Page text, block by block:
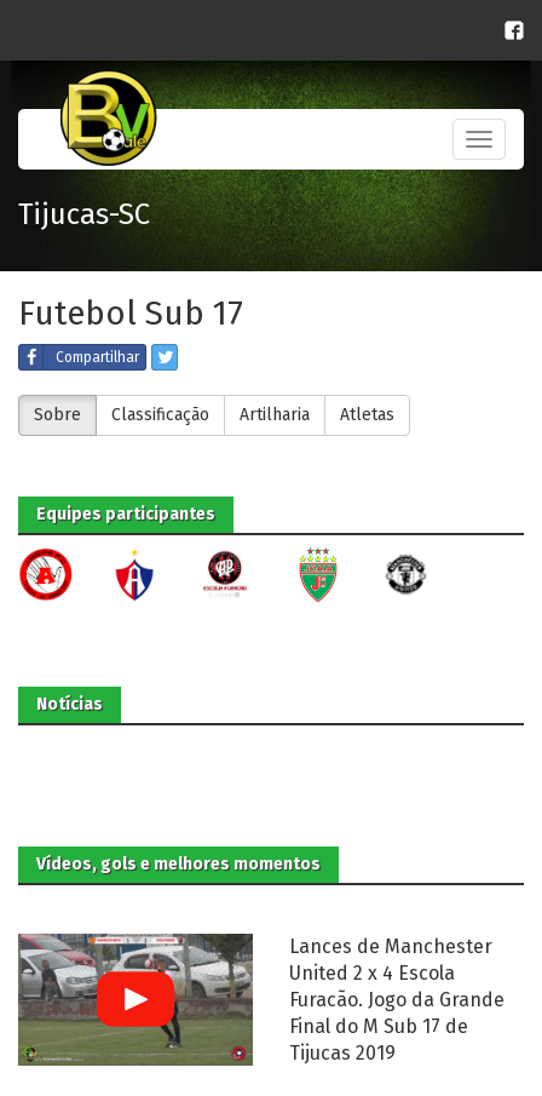
Toggle
Tijucas-SC
Futebol Sub 17
Compartilhar
Sobre Classificação Artilharia Atletas
Equipes participantes
Notícias
Vídeos, gols e melhores momentos
Lances de Manchester
United 2 x 4 Escola
Furacão. Jogo da Grande
Final do M Sub 17 de
Tijucas 2019